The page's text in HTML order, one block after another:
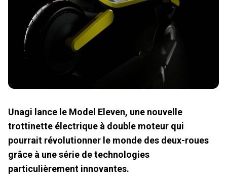
Unagi lance le Model Eleven, une nouvelle
trottinette électrique à double moteur qui
pourrait révolutionner le monde des deux-roues
grâce à une série de technologies
particulièrement innovantes.